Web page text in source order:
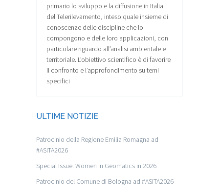
primario lo sviluppo e la diffusione in Italia
del Telerilevamento, inteso quale insieme di
conoscenze delle discipline che lo
compongono e delle loro applicazioni, con
particolare riguardo all’analisi ambientale e
territoriale. L’obiettivo scientifico è di favorire
il confronto e l’approfondimento su temi
specifici
ULTIME NOTIZIE
Patrocinio della Regione Emilia Romagna ad
#ASITA2026
Special Issue: Women in Geomatics in 2026
Patrocinio del Comune di Bologna ad #ASITA2026